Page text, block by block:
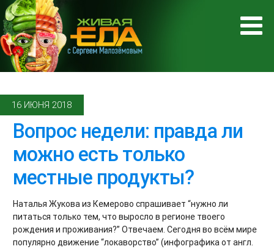
16 ИЮНЯ 2018
Вопрос недели: правда ли
можно есть только
местные продукты?
Наталья Жукова из Кемерово спрашивает “нужно ли
питаться только тем, что выросло в регионе твоего
рождения и проживания?” Отвечаем. Сегодня во всём мире
популярно движение “локаворство” (инфографика от англ.